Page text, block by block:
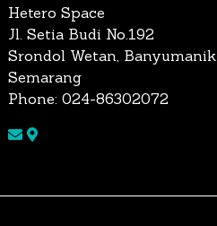
Hetero Space
Jl. Setia Budi No.192
Srondol Wetan, Banyumanik
Semarang
Phone: 024-86302072